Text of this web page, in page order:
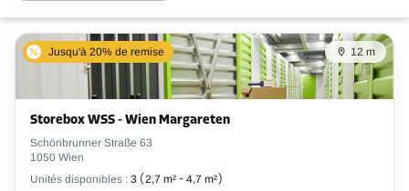
Jusqu'à 20% de remise 12 m
Storebox WSS - Wien Margareten
Schönbrunner Straße 63
1050 Wien
Unités disponibles : 3 (2,7 m² - 4,7 m²)